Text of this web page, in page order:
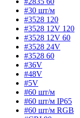
#30 шт/м
#3528 120
#3528 12V 120
#3528 12V 60
#3528 24V
#3528 60
#36V
#48V
#5V
#60 шт/м
#60 шт/м IP65
#60 шт/м RGB